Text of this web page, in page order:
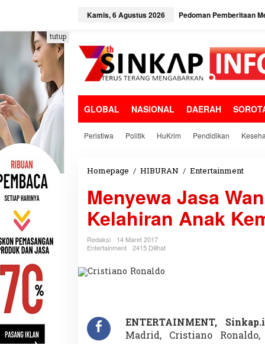
e
k
o
n
t
e
n
Kamis, 6 Agustus 2026 Pedoman Pemberitaan
GLOBAL NASIONAL DAERAH
Peristiwa Politik HuKrim Pendidikan
tutup
Homepage / HIBURAN / Entertainment
n
y
e
w
i
t
Menyewa Jasa
Kelahiran Anak
Redaksi
14 Maret 2017
Entertainment
2415 Dilihat
ENTERTAINMENT,
Madrid, Cristiano